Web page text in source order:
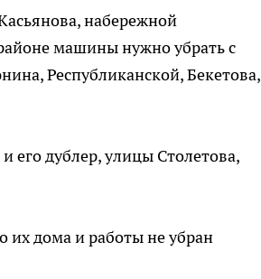
набережной
машины нужно убрать с
Республиканской, Бекетова,
его дублер, улицы Столетова,
их дома и работы не убран